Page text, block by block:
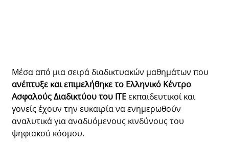
Μέσα από μια σειρά διαδικτυακών μαθημάτων που
ανέπτυξε και επιμελήθηκε το Ελληνικό Κέντρο
Ασφαλούς Διαδικτύου του ΙΤΕεκπαιδευτικοί και
γονείς έχουν την ευκαιρία να ενημερωθούν
αναλυτικά για αναδυόμενους κινδύνους του
ψηφιακού κόσμου.